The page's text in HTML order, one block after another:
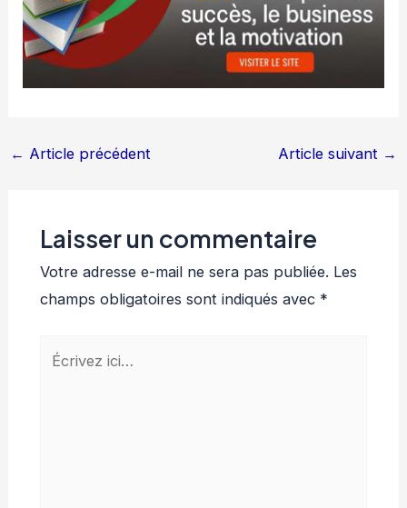
← Article précédent Article suivant →
Laisser un commentaire
Votre adresse e-mail ne sera pas publiée. Les
champs obligatoires sont indiqués avec *
Écrivez